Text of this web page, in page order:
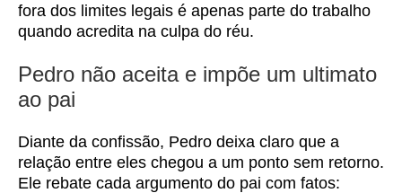
fora dos limites legais é apenas parte do trabalho
quando acredita na culpa do réu.
Pedro não aceita e impõe um ultimato
ao pai
Diante da confissão, Pedro deixa claro que a
relação entre eles chegou a um ponto sem retorno.
Ele rebate cada argumento do pai com fatos: